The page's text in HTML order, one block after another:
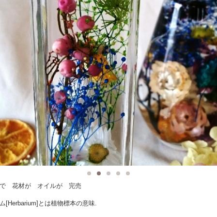
花材が オイルが 完売
[Herbarium]とは植物標本の意味.